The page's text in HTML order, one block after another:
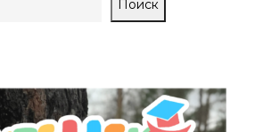
Поиск